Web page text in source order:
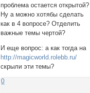
проблема остается открытой?
Ну а можно хотябы сделать
как в 4 вопросе? Отделить
важные темы чертой?
И еще вопрос: а как тогда на
http://magicworld.rolebb.ru/
скрыли эти темы?
0